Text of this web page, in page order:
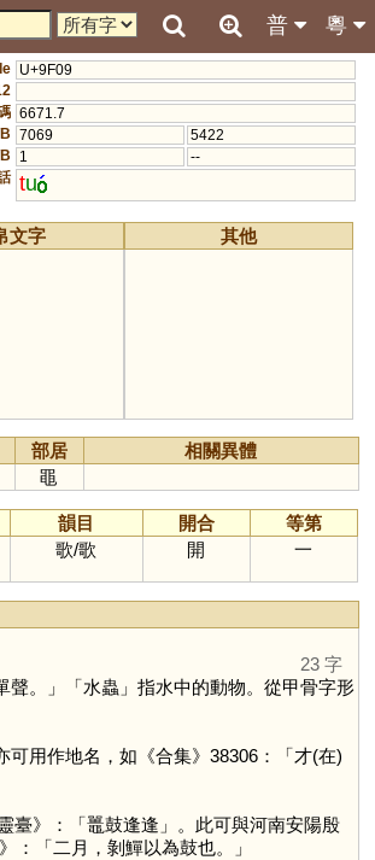
粵
普
U+9F09
6671.7
7069
5422
1
--
tu
文字 其他
部居
相關異體
黽
韻目 開合
等第
歌/歌 開 一
23 字
。」「水蟲」指水中的動物。從甲骨字形
用作地名，如《合集》38306：「才(在)
》：「鼉鼓逢逢」。此可與河南安陽殷
：「二月，剝鱓以為鼓也。」